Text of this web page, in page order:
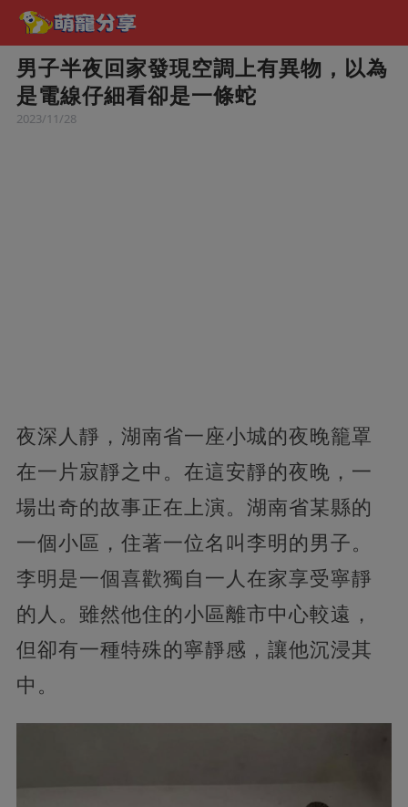
男子半夜回家發現空調上有異物，以為
是電線仔細看卻是一條蛇
2023/11/28
夜深人靜，湖南省一座小城的夜晚籠罩
在一片寂靜之中。在這安靜的夜晚，一
場出奇的故事正在上演。湖南省某縣的
一個小區，住著一位名叫李明的男子。
李明是一個喜歡獨自一人在家享受寧靜
的人。雖然他住的小區離市中心較遠，
但卻有一種特殊的寧靜感，讓他沉浸其
中。